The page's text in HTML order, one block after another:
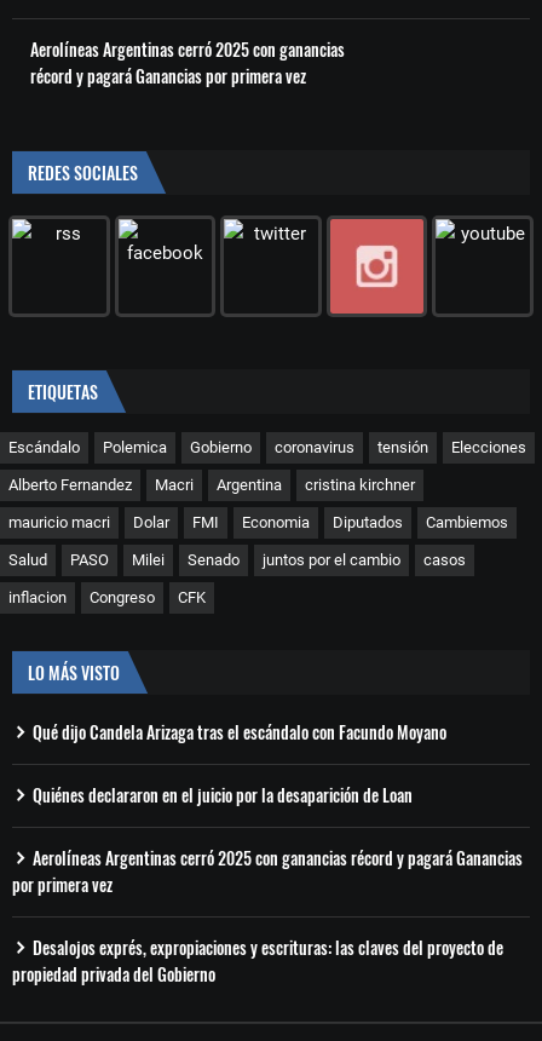
Aerolíneas Argentinas cerró 2025 con ganancias
récord y pagará Ganancias por primera vez
REDES SOCIALES
ETIQUETAS
Escándalo Polemica Gobierno coronavirus tensión Elecciones
Alberto Fernandez Macri Argentina cristina kirchner
mauricio macri Dolar FMI Economia Diputados Cambiemos
Salud PASO Milei Senado juntos por el cambio casos
inflacion Congreso CFK
LO MÁS VISTO
Qué dijo Candela Arizaga tras el escándalo con Facundo Moyano
Quiénes declararon en el juicio por la desaparición de Loan
Aerolíneas Argentinas cerró 2025 con ganancias récord y pagará Ganancias
por primera vez
Desalojos exprés, expropiaciones y escrituras: las claves del proyecto de
propiedad privada del Gobierno